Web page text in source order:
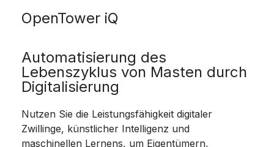
OpenTower iQ
Automatisierung des
Lebenszyklus von Masten durch
Digitalisierung
Nutzen Sie die Leistungsfähigkeit digitaler
Zwillinge, künstlicher Intelligenz und
maschinellen Lernens, um Eigentümern,